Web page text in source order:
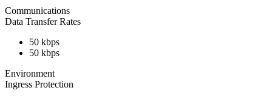
Communications
Data Transfer Rates
50 kbps
50 kbps
Environment
Ingress Protection